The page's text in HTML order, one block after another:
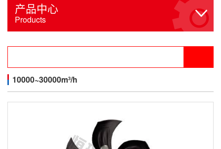
产品中心
Products
10000~30000m³/h